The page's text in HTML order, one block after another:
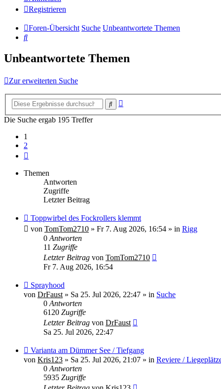
Registrieren
Foren-Übersicht Suche Unbeantwortete Themen
Suche
Unbeantwortete Themen
Zur erweiterten Suche
Suche
Die Suche ergab 195 Treffer
1
2
Themen
Antworten
Zugriffe
Letzter Beitrag
Neuer
Beitrag
Toppwirbel des Fockrollers klemmt
von TomTom2710 » Fr 7. Aug 2026, 16:54 » in Rigg
0 Antworten
11 Zugriffe
Letzter Beitrag von TomTom2710
Fr 7. Aug 2026, 16:54
Neuer
Beitrag
Sprayhood
von DrFaust » Sa 25. Jul 2026, 22:47 » in Suche
0 Antworten
6120 Zugriffe
Letzter Beitrag von DrFaust
Sa 25. Jul 2026, 22:47
Neuer
Beitrag
Varianta am Dümmer See / Tiefgang
von Kris123 » Sa 25. Jul 2026, 21:07 » in Reviere /
0 Antworten
5935 Zugriffe